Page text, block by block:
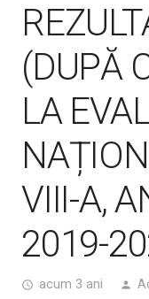
(DUPĂ
LA
VIII-A,
2019-
access_time acum 3 ani person